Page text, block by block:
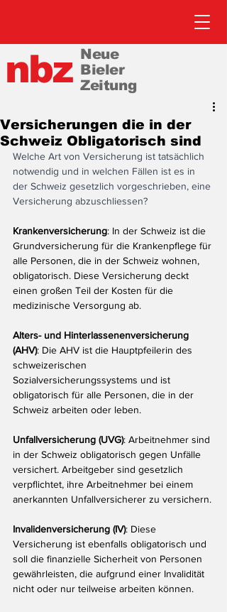
nbz Neue
Bieler
Zeitung
Versicherungen die in der
Schweiz Obligatorisch sind
Welche Art von Versicherung ist tatsächlich
notwendig und in welchen Fällen ist es in
der Schweiz gesetzlich vorgeschrieben, eine
Versicherung abzuschliessen?
Krankenversicherung: In der Schweiz ist die
Grundversicherung für die Krankenpflege für
alle Personen, die in der Schweiz wohnen,
obligatorisch. Diese Versicherung deckt
einen großen Teil der Kosten für die
medizinische Versorgung ab.
Alters- und Hinterlassenenversicherung
(AHV): Die AHV ist die Hauptpfeilerin des
schweizerischen
Sozialversicherungssystems und ist
obligatorisch für alle Personen, die in der
Schweiz arbeiten oder leben.
Unfallversicherung (UVG): Arbeitnehmer sind
in der Schweiz obligatorisch gegen Unfälle
versichert. Arbeitgeber sind gesetzlich
verpflichtet, ihre Arbeitnehmer bei einem
anerkannten Unfallversicherer zu versichern.
Invalidenversicherung (IV): Diese
Versicherung ist ebenfalls obligatorisch und
soll die finanzielle Sicherheit von Personen
gewährleisten, die aufgrund einer Invalidität
nicht oder nur teilweise arbeiten können.